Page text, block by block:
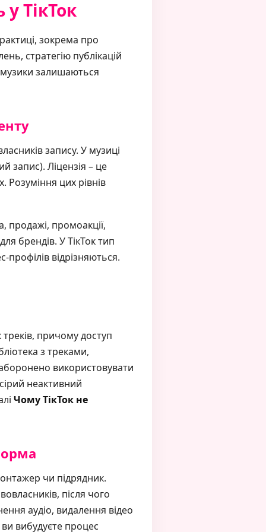
ТікТок
зокрема про
стратегію публікацій
залишаються
запису. У музиці
запис). Ліцензія – це
Розуміння цих рівнів
продажі, промоакції,
брендів. У ТікТок тип
відрізняються.
причому доступ
з треками,
використовувати
неактивний
Чому ТікТок не
чи підрядник.
після чого
аудіо, видалення відео
вибудуєте процес